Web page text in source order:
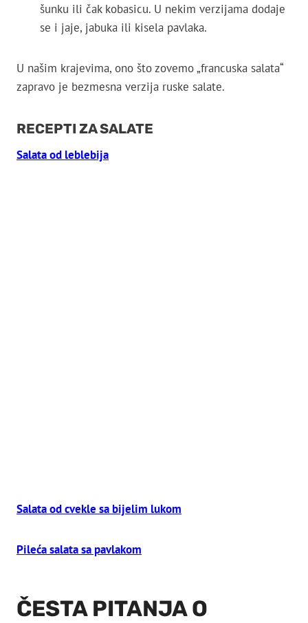
šunku ili čak kobasicu. U nekim verzijama dodaje
se i jaje, jabuka ili kisela pavlaka.
U našim krajevima, ono štozovemo „francuska salata“
zapravo je bezmesna verzija ruske salate.
RECEPTI ZA SALATE
Salata od leblebija
Salata od cvekle sa bijelim lukom
Pileća salata sa pavlakom
ČESTA PITANJA O